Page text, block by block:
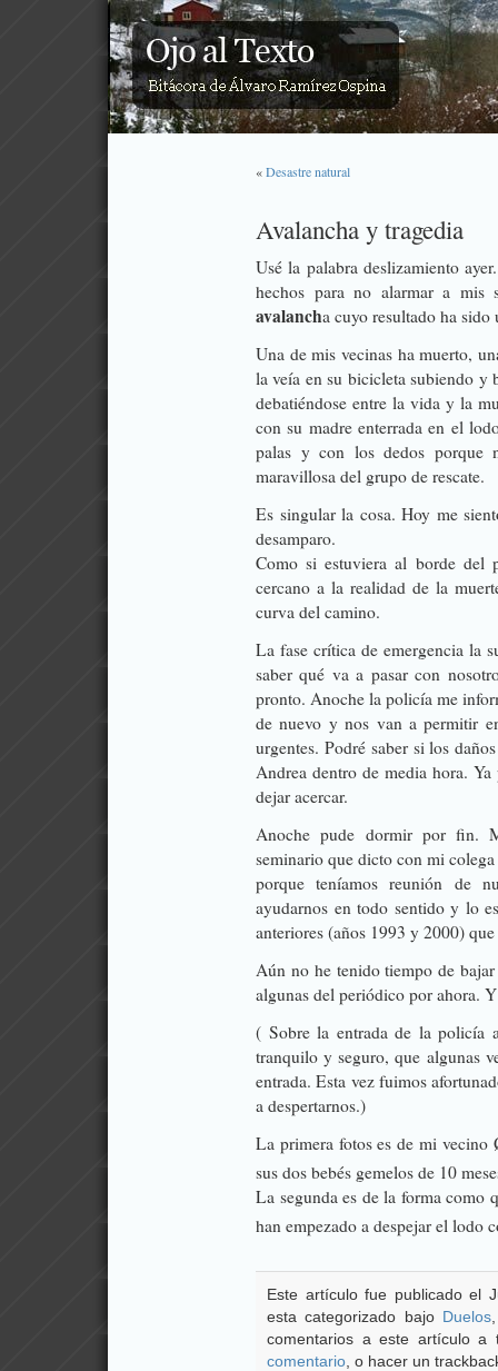
«Desastre natural
Avalancha y tragedia
Usé la palabra deslizamiento
hechos para no alarmar a mis
avalancha cuyo resultado ha sido
Una de mis vecinas ha muerto,
la veía en su bicicleta subiendo y
debatiéndose entre la vida y la
con su madre enterrada en el
palas y con los dedos porque
maravillosa del grupo de rescate.
Es singular la cosa. Hoy me
desamparo.
Como si estuviera al borde del
cercano a la realidad de la
curva del camino.
La fase crítica de emergencia la
saber qué va a pasar con
pronto. Anoche la policía me
de nuevo y nos van a permitir
urgentes. Podré saber si los
Andrea dentro de media hora.
dejar acercar.
Anoche pude dormir por fin.
seminario que dicto con mi
porque teníamos reunión de
ayudarnos en todo sentido y lo
anteriores (años 1993 y 2000)
Aún no he tenido tiempo de
algunas del periódico por ahora.
( Sobre la entrada de la policía
tranquilo y seguro, que algunas
entrada. Esta vez fuimos
a despertarnos.)
La primera fotos es de mi vecino
sus dos bebés gemelos de 10
La segunda es de la forma como
han empezado a despejar el lodo
Este artículo fue publicado el
esta categorizado bajo Duelos
comentarios a este artículo
comentario , o hacer un